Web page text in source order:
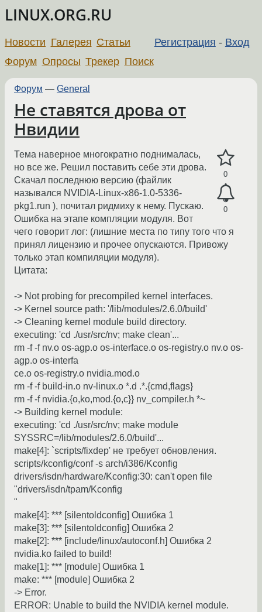
LINUX.ORG.RU
Регистрация - Вход
Новости Галерея Статьи
Форум Опросы Трекер Поиск
Форум — General
Не ставятся дрова от
Нвидии
0
0
Тема наверное многократно поднималась,
но все же. Решил поставить себе эти дрова.
Скачал последнюю версию (файлик
назывался NVIDIA-Linux-x86-1.0-5336-
pkg1.run ), почитал ридмиху к нему. Пускаю.
Ошибка на этапе компляции модуля. Вот
чего говорит лог: (лишние места по типу того что я
принял лицензию и прочее опускаются. Привожу
только этап компиляции модуля).
Цитата:
-> Not probing for precompiled kernel interfaces.
-> Kernel source path: '/lib/modules/2.6.0/build'
-> Cleaning kernel module build directory.
executing: 'cd ./usr/src/nv; make clean'...
rm -f -f nv.o os-agp.o os-interface.o os-registry.o nv.o os-
agp.o os-interfa
ce.o os-registry.o nvidia.mod.o
rm -f -f build-in.o nv-linux.o *.d .*.{cmd,flags}
rm -f -f nvidia.{o,ko,mod.{o,c}} nv_compiler.h *~
-> Building kernel module:
executing: 'cd ./usr/src/nv; make module
SYSSRC=/lib/modules/2.6.0/build'...
make[4]: `scripts/fixdep' не требует обновления.
scripts/kconfig/conf -s arch/i386/Kconfig
drivers/isdn/hardware/Kconfig:30: can't open file
"drivers/isdn/tpam/Kconfig
"
make[4]: *** [silentoldconfig] Ошибка 1
make[3]: *** [silentoldconfig] Ошибка 2
make[2]: *** [include/linux/autoconf.h] Ошибка 2
nvidia.ko failed to build!
make[1]: *** [module] Ошибка 1
make: *** [module] Ошибка 2
-> Error.
ERROR: Unable to build the NVIDIA kernel module.